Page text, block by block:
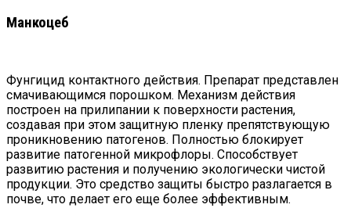
Манкоцеб
Фунгицид контактного действия. Препарат представлен
смачивающимся порошком. Механизм действия
построен на прилипании к поверхности растения,
создавая при этом защитную пленку препятствующую
проникновению патогенов. Полностью блокирует
развитие патогенной микрофлоры. Способствует
развитию растения и получению экологически чистой
продукции. Это средство защиты быстро разлагается в
почве, что делает его еще более эффективным.